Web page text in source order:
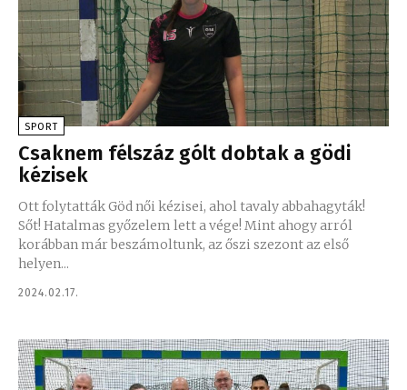
SPORT
Csaknem félszáz gólt dobtak a gödi
kézisek
Ott folytatták Göd női kézisei, ahol tavaly abbahagyták!
Sőt! Hatalmas győzelem lett a vége! Mint ahogy arról
korábban már beszámoltunk, az őszi szezont az első
helyen...
2024.02.17.